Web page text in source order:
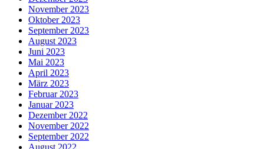
November 2023
Oktober 2023
September 2023
August 2023
Juni 2023
Mai 2023
April 2023
März 2023
Februar 2023
Januar 2023
Dezember 2022
November 2022
September 2022